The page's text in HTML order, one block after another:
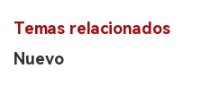
Temas relacionados
Nuevo